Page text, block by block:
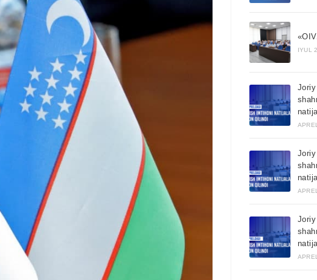
IYUL
Joriy